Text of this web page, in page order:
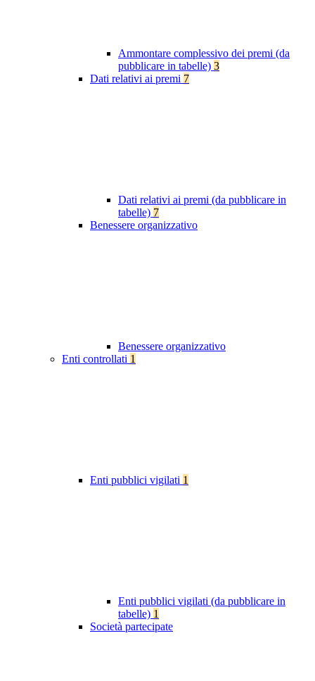
Ammontare complessivo dei premi (da
pubblicare in tabelle) 3
Dati relativi ai premi 7
Dati relativi ai premi (da pubblicare in
tabelle) 7
Benessere organizzativo
Benessere organizzativo
Enti controllati 1
Enti pubblici vigilati 1
Enti pubblici vigilati (da pubblicare in
tabelle) 1
Società partecipate